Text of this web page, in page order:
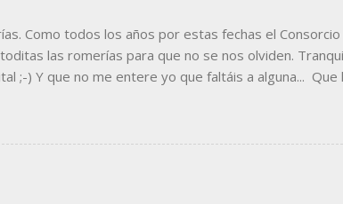
Como todos los años por estas fechas el
las romerías para que no se nos olviden.
;-) Y que no me entere yo que faltáis a alguna... Que
alguno ya lo ha hecho), ya sabéis, por lo menos